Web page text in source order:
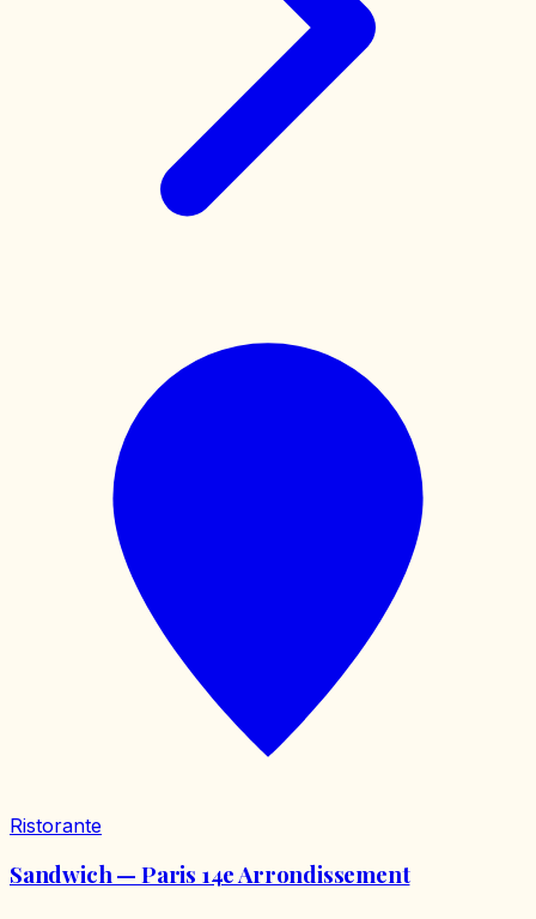
Ristorante
Sandwich — Paris 14e Arrondissement